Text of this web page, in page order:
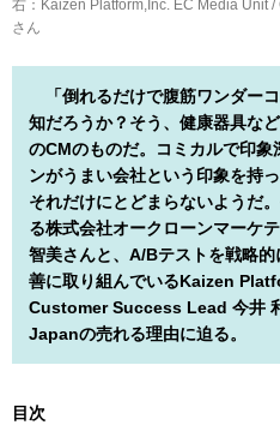
右：Kaizen Platform,Inc. EC Media
さん
「倒れるだけで腹筋ワンダー
知だろうか？そう、健康器具な
のCMのものだ。コミカルで印象
ンがうまい会社という印象を持
それだけにとどまらないようだ
る株式会社オークローンマーケ
智美さんと、A/Bテストを戦略
善に取り組んでいるKaizen
Customer Success Lead 今井
Japanの売れる理由に迫る。
目次